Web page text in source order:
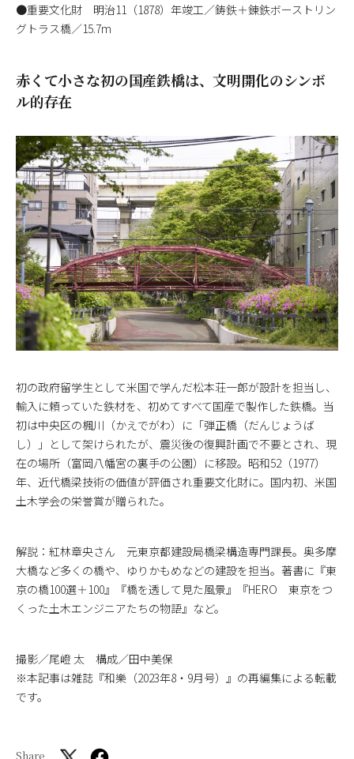
●重要文化財 明治11（1878）年竣工／鋳鉄＋錬鉄ボーストリン
グトラス橋／15.7m
赤くて小さな初の国産鉄橋は、文明開化のシンボ
ル的存在
初の政府留学生として米国で学んだ松本荘一郎が設計を担当し、
輸入に頼っていた鉄材を、初めてすべて国産で製作した鉄橋。当
初は中央区の楓川（かえでがわ）に「弾正橋（だんじょうば
し）」として架けられたが、震災後の復興計画で不要とされ、現
在の場所（富岡八幡宮の裏手の公園）に移設。昭和52（1977）
年、近代橋梁技術の価値が評価され重要文化財に。国内初、米国
土木学会の栄誉賞が贈られた。
解説：紅林章央さん 元東京都建設局橋梁構造専門課長。奥多摩
大橋など多くの橋や、ゆりかもめなどの建設を担当。著書に『東
京の橋100選＋100』『橋を透して見た風景』『HERO 東京をつ
くった土木エンジニアたちの物語』など。
撮影／尾嶝 太 構成／田中美保
※本記事は雑誌『和樂（2023年8・9月号）』の再編集による転載
です。
Share